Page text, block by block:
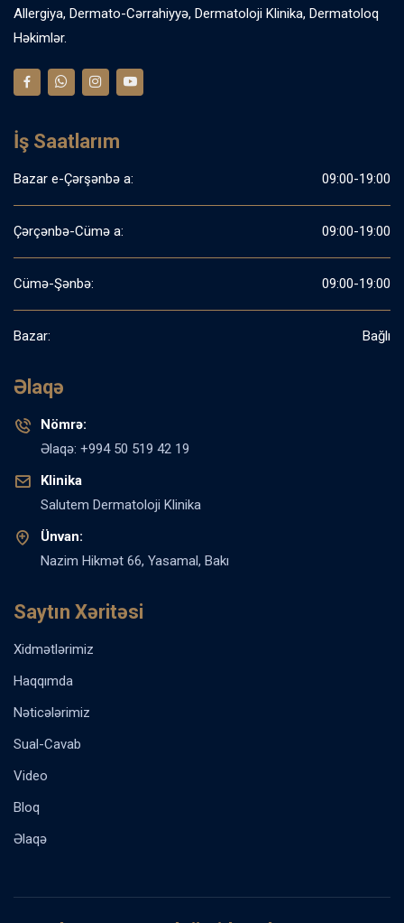
Allergiya, Dermato-Cərrahiyyə, Dermatoloji Klinika, Dermatoloq
Həkimlər.
İş Saatlarım
Bazar e-Çərşənbə a: 09:00-19:00
Çərçənbə-Cümə a: 09:00-19:00
Cümə-Şənbə: 09:00-19:00
Bazar: Bağlı
Əlaqə
Nömrə:
Əlaqə: +994 50 519 42 19
Klinika
Salutem Dermatoloji Klinika
Ünvan:
Nazim Hikmət 66, Yasamal, Bakı
Saytın Xəritəsi
Xidmətlərimiz
Haqqımda
Nəticələrimiz
Sual-Cavab
Video
Bloq
Əlaqə